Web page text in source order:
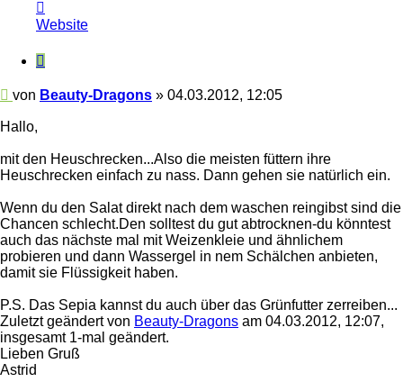
von
Beauty-
Dragons
Website
Zitieren
Beitrag
von Beauty-Dragons » 04.03.2012, 12:05
Hallo,
mit den Heuschrecken...Also die meisten füttern ihre
Heuschrecken einfach zu nass. Dann gehen sie natürlich ein.
Wenn du den Salat direkt nach dem waschen reingibst sind die
Chancen schlecht.Den solltest du gut abtrocknen-du könntest
auch das nächste mal mit Weizenkleie und ähnlichem
probieren und dann Wassergel in nem Schälchen anbieten,
damit sie Flüssigkeit haben.
P.S. Das Sepia kannst du auch über das Grünfutter zerreiben...
Zuletzt geändert von Beauty-Dragons am 04.03.2012, 12:07,
insgesamt 1-mal geändert.
Lieben Gruß
Astrid